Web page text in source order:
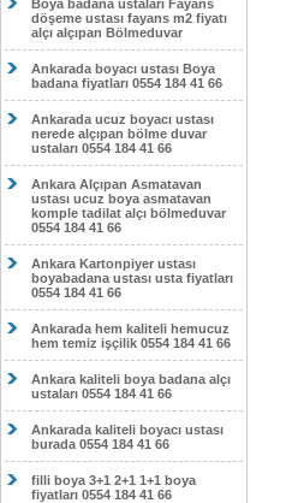
Boya badana ustaları Fayans
döşeme ustası fayans m2 fiyatı
alçı alçıpan Bölmeduvar
Ankarada boyacı ustası Boya
badana fiyatları 0554 184 41 66
Ankarada ucuz boyacı ustası
nerede alçıpan bölme duvar
ustaları 0554 184 41 66
Ankara Alçıpan Asmatavan
ustası ucuz boya asmatavan
komple tadilat alçı bölmeduvar
0554 184 41 66
Ankara Kartonpiyer ustası
boyabadana ustası usta fiyatları
0554 184 41 66
Ankarada hem kaliteli hemucuz
hem temiz işçilik 0554 184 41 66
Ankara kaliteli boya badana alçı
ustaları 0554 184 41 66
Ankarada kaliteli boyacı ustası
burada 0554 184 41 66
filli boya 3+1 2+1 1+1 boya
fiyatları 0554 184 41 66